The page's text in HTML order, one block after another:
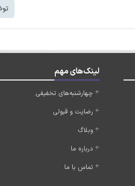
لینک‌های مهم
چهارشنبه‌های تخفیفی
رضایت و قبولی
وبلاگ
درباره ما
تماس با ما